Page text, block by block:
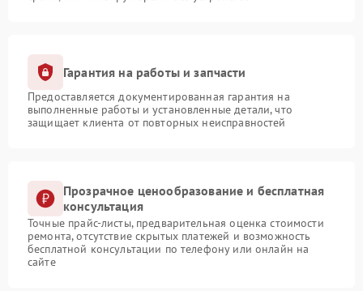
Гарантия на работы и запчасти
Предоставляется документированная гарантия на
выполненные работы и установленные детали, что
защищает клиента от повторных неисправностей
Прозрачное ценообразование и бесплатная
консультация
Точные прайс-листы, предварительная оценка стоимости
ремонта, отсутствие скрытых платежей и возможность
бесплатной консультации по телефону или онлайн на
сайте